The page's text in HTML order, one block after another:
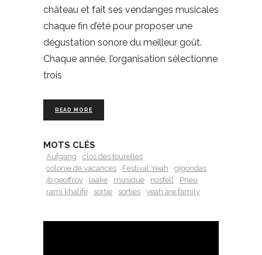
château et fait ses vendanges musicales
chaque fin d’été pour proposer une
dégustation sonore du meilleur goût.
Chaque année, l’organisation sélectionne
trois
READ MORE
MOTS CLÉS
Aufgang
clos des tourelles
colonie de vacances
Festival Yeah
gigondas
jb geoffroy
laake musique nosfell
Pneu
rami khalife
sortie sorties yeah are family